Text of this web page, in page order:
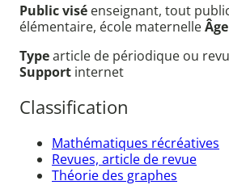
Public visé enseignant, tout
élémentaire, école maternelleÂge
Typearticle de périodique ou
Support internet
Classification
Mathématiques récréatives
Revues, article de revue
Théorie des graphes